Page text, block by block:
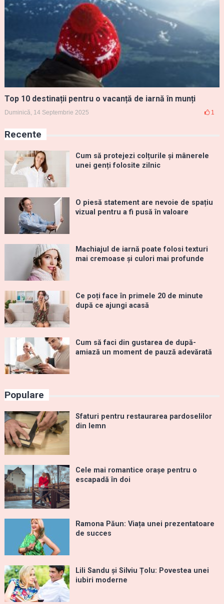
Top 10 destinații pentru o vacanță de iarnă în munți
Duminică, 14 Septembrie 2025 1
Recente
Cum să protejezi colțurile și mânerele
unei genți folosite zilnic
O piesă statement are nevoie de spațiu
vizual pentru a fi pusă în valoare
Machiajul de iarnă poate folosi texturi
mai cremoase și culori mai profunde
Ce poți face în primele 20 de minute
după ce ajungi acasă
Cum să faci din gustarea de după-
amiază un moment de pauză adevărată
Populare
Sfaturi pentru restaurarea pardoselilor
din lemn
Cele mai romantice orașe pentru o
escapadă în doi
Ramona Păun: Viața unei prezentatoare
de succes
Lili Sandu și Silviu Țolu: Povestea unei
iubiri moderne